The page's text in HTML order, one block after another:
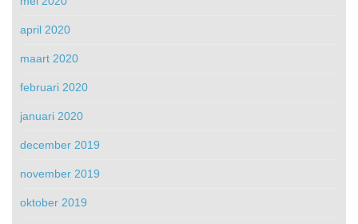
april 2020
maart 2020
februari 2020
januari 2020
december 2019
november 2019
oktober 2019